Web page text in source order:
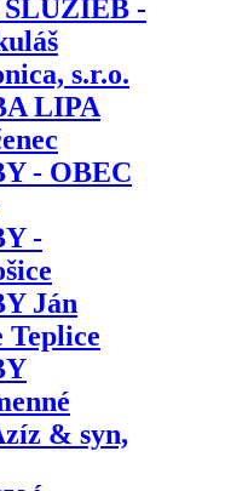
-
s.r.o.
LIPA
- OBEC
-
Ján
Teplice
& syn,